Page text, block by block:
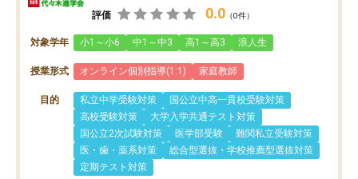
評価 0.0 （0件）
対象学年 小1～小6 中1～中3 高1～高3 浪人生
授業形式 オンライン個別指導(1:1) 家庭教師
目的 私立中学受験対策
国公立中高一貫校受験対策
高校受験対策
大学入学共通テスト対策
国公立2次試験対策
医学部受験
難関私立受験対策
医・歯・薬系対策
総合型選抜・学校推薦型選抜対策
定期テスト対策